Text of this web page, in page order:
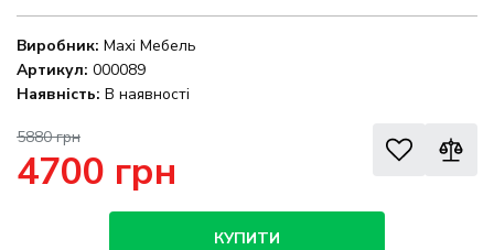
Виробник: Maxi Мебель
Артикул: 000089
Наявність: В наявності
5880 грн
4700 грн
КУПИТИ